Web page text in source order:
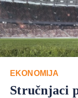
EKONOMIJA
Stručnjaci